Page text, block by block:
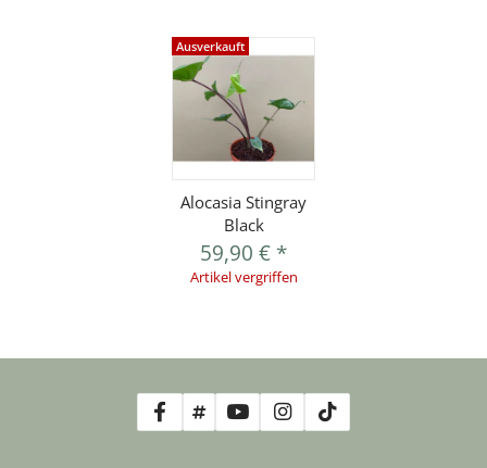
Ausverkauft
Alocasia Stingray
Black
59,90 € *
Artikel vergriffen